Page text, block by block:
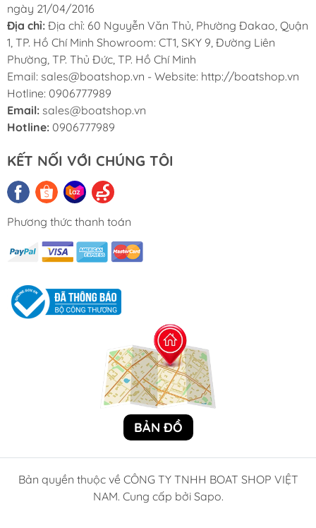
ngày 21/04/2016
Địa chỉ: Địa chỉ: 60 Nguyễn Văn Thủ, Phường Đakao, Quận
1, TP. Hồ Chí Minh Showroom: CT1, SKY 9, Đường Liên
Phường, TP. Thủ Đức, TP. Hồ Chí Minh
Email: sales@boatshop.vn - Website: http://boatshop.vn
Hotline: 0906777989
Email: sales@boatshop.vn
Hotline: 0906777989
KẾT NỐI VỚI CHÚNG TÔI
Phương thức thanh toán
BẢN ĐỒ
Bản quyền thuộc về CÔNG TY TNHH BOAT SHOP VIỆT
NAM. Cung cấp bởi Sapo.